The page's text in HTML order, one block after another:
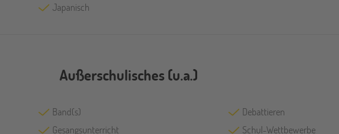
Japanisch
Außerschulisches (u.a.)
Band(s)
Debattieren
Gesangsunterricht
Schul-Wettbewerbe